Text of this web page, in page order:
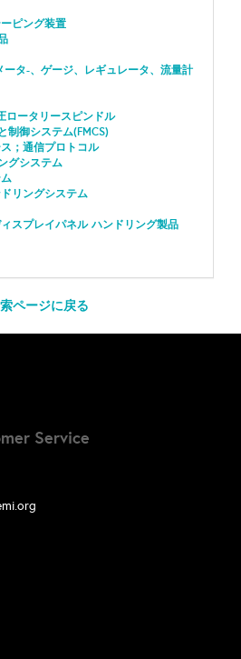
ピング装置
タ-、ゲージ、レギュレータ、流量計
ロータリースピンドル
制御システム(FMCS)
；通信プロトコル
グシステム
リングシステム
スプレイパネル ハンドリング製品
ページに戻る
Service